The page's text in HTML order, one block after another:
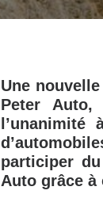
Une
Peter
participer
Auto grâce à